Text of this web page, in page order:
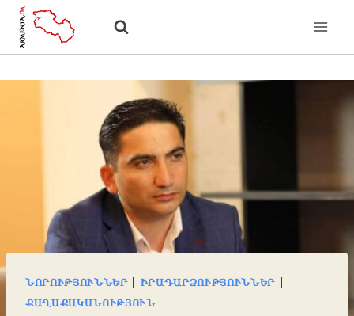
Skip
ՆՈՐՈՒԹՅՈՒՆՆԵՐ| ԻՐԱԴԱՐՁՈՒԹՅՈՒՆՆԵՐ|
ՔԱՂԱՔԱԿԱՆՈՒԹՅՈՒՆ